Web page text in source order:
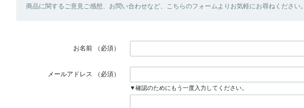
商品に関するご意見ご感想、お問い合わせなど、こちらのフォームよりお気軽にお尋ねください。
お名前 （必須）
メールアドレス （必須）
▼確認のためにもう一度入力してください。